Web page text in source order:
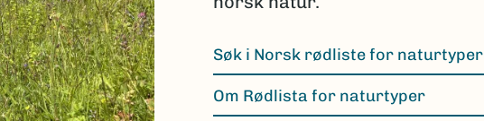
Søk i Norsk rødliste for naturtyper
Om Rødlista for naturtyper